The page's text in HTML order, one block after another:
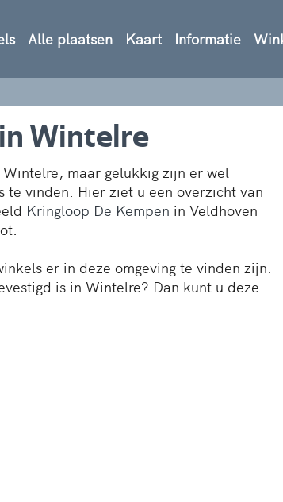
Alle plaatsen Kaart Informatie
Wintelre
maar gelukkig zijn er wel
vinden. Hier ziet u een overzicht van
Kringloop De Kempen in Veldhoven
er in deze omgeving te vinden zijn.
is in Wintelre? Dan kunt u deze